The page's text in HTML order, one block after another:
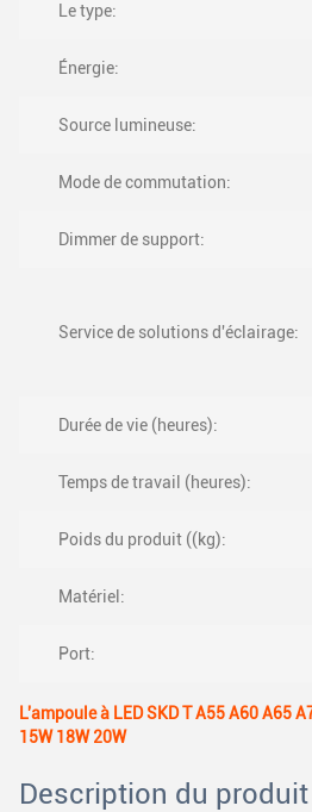
Le type:
Énergie:
Source lumineuse:
Mode de commutation:
Dimmer de support:
Service de solutions d'éclairage:
Durée de vie (heures):
Temps de travail (heures):
Poids du produit ((kg):
Matériel:
Port:
L'ampoule à LED SKD T A55 A60 A65
15W 18W 20W
Description du produit